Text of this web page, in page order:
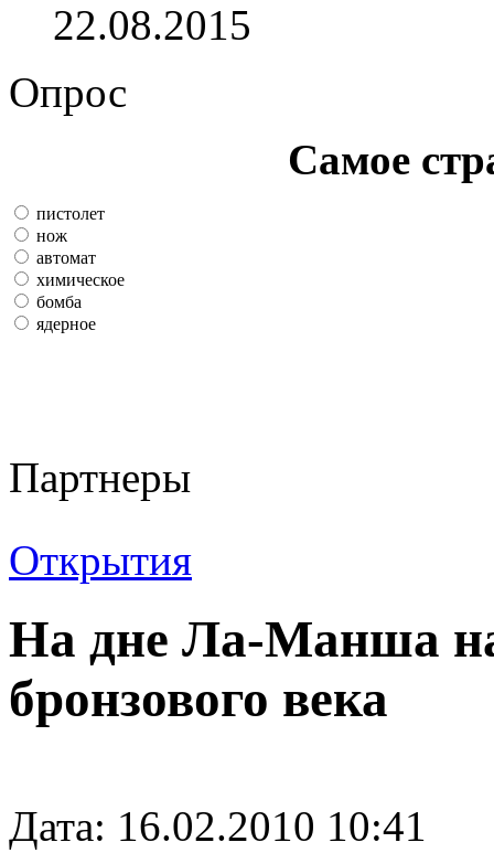
22.08.2015
Опрос
Самое
пистолет
нож
автомат
химическое
бомба
ядерное
Партнеры
Открытия
На дне Ла-Манша
бронзового века
Дата: 16.02.2010 10:41